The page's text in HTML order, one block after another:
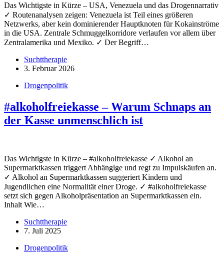
Das Wichtigste in Kürze – USA, Venezuela und das Drogennarrativ
✓ Routenanalysen zeigen: Venezuela ist Teil eines größeren
Netzwerks, aber kein dominierender Hauptknoten für Kokainströme
in die USA. Zentrale Schmuggelkorridore verlaufen vor allem über
Zentralamerika und Mexiko. ✓ Der Begriff…
Suchttherapie
3. Februar 2026
Drogenpolitik
#alkoholfreiekasse – Warum Schnaps an
der Kasse unmenschlich ist
Das Wichtigste in Kürze – #alkoholfreiekasse ✓ Alkohol an
Supermarktkassen triggert Abhängige und regt zu Impulskäufen an.
✓ Alkohol an Supermarktkassen suggeriert Kindern und
Jugendlichen eine Normalität einer Droge. ✓ #alkoholfreiekasse
setzt sich gegen Alkoholpräsentation an Supermarktkassen ein.
Inhalt Wie…
Suchttherapie
7. Juli 2025
Drogenpolitik